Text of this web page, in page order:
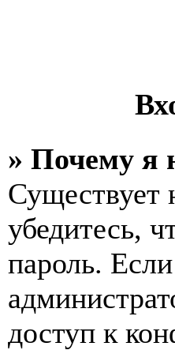
» Почему я
Существует
убедитесь,
пароль.
доступ к